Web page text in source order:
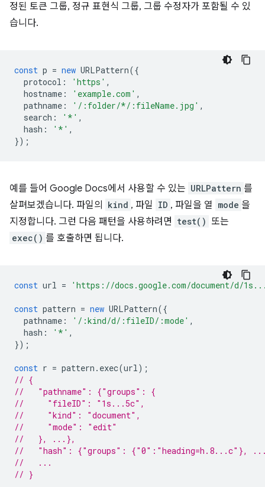
정된 토큰 그룹, 정규 표현식 그룹, 그룹 수정자가 포함될 수 있
습니다.
const p = new URLPattern({
protocol : 'https' ,
hostname : 'example.com' ,
pathname : '/:folder/*/:fileName.jpg' ,
search : '*' ,
hash : '*' ,
});
예를 들어 Google Docs에서 사용할 수 있는 URLPattern 를
살펴보겠습니다. 파일의
kind , 파일 ID , 파일을 열 mode 을
지정합니다. 그런 다음 패턴을 사용하려면 test() 또는
exec() 를 호출하면 됩니다.
const url = 'https://docs.google.com/document/d/
const pattern = new URLPattern({
pathname : '/:kind/d/:fileID/:mode' ,
hash : '*' ,
});
const r = pattern . exec(url);
// {
//   "pathname": {"groups": {
//     "fileID": "1s...5c",
//     "kind": "document",
//     "mode": "edit"
//   }, ...},
//   "hash": {"groups": {"0":"heading=h.8...c"},
//   ...
// }